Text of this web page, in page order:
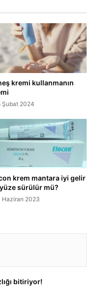
kremi kullanmanın
Şubat 2024
krem mantara iyi gelir
sürülür mü?
Haziran 2023
bitiriyor!